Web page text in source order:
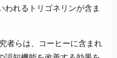
れるトリゴネリンが含ま
者らは、コーヒーに含まれ